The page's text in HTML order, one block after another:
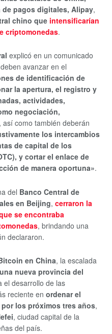
pagos digitales, Alipay,
chino que intensificarían
criptomonedas.
explicó en un comunicado
avanzar en el
de identificación de
la apertura, el registro y
actividades,
negociación,
, así como también deberán
los intercambios
de capital de los
y cortar el enlace de
de manera oportuna».
del Banco Central de
en Beijing, cerraron la
se encontraba
, brindando una
declararon.
en China, la escalada
nueva provincia del
el desarrollo de las
reciente en ordenar el
los próximos tres años,
, ciudad capital de la
del país.